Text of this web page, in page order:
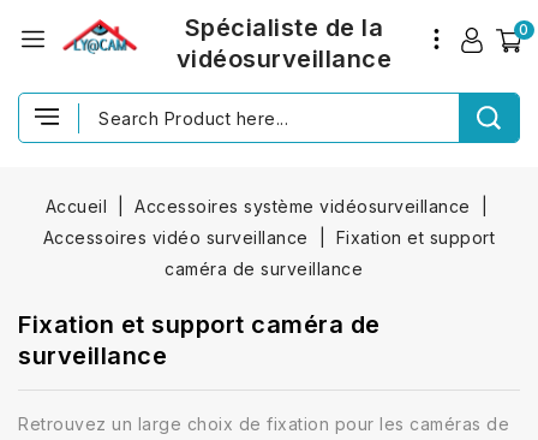
0
Spécialiste de la
vidéosurveillance
Accueil
Accessoires système vidéosurveillance
Accessoires vidéo surveillance
Fixation et support
caméra de surveillance
Fixation et support caméra de
surveillance
Retrouvez un large choix de fixation pour les caméras de